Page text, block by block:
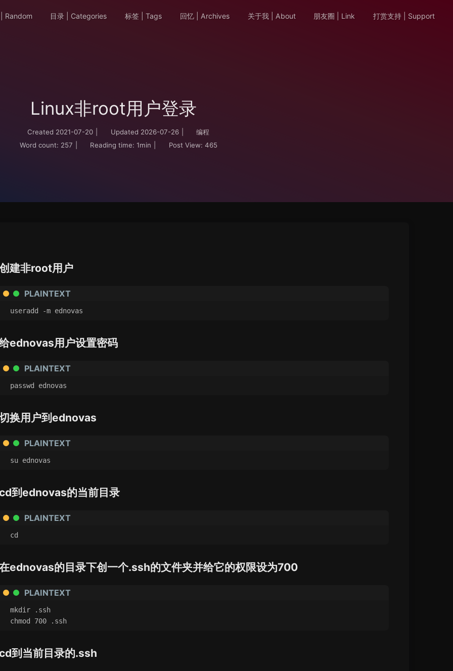
Random 目录 | Categories 标签 | Tags 回忆 | Archives 关于我 | About 朋友圈 | Link 打赏支持 | Support
Linux非root用户登录
Created 2021-07-20 Updated 2026-07-26
编程
Word count: 257 Reading time: 1min Post View: 465
建非root用户
PLAINTEXT
useradd -m ednovas
ednovas用户设置密码
PLAINTEXT
passwd ednovas
换用户到ednovas
PLAINTEXT
su ednovas
到ednovas的当前目录
PLAINTEXT
cd
ednovas的目录下创一个.ssh的文件夹并给它的权限设为700
PLAINTEXT
mkdir .ssh
chmod 700 .ssh
到当前目录的.ssh